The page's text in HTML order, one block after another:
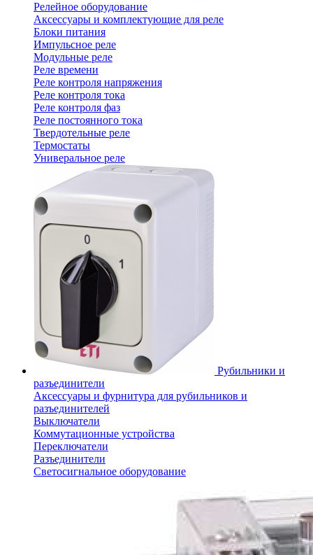
Релейное оборудование
Аксессуары и комплектующие для реле
Блоки питания
Импульсное реле
Модульные реле
Реле времени
Реле контроля напряжения
Реле контроля тока
Реле контроля фаз
Реле постоянного тока
Твердотельные реле
Термостаты
Универальное реле
Рубильники и
разъединители
Аксессуары и фурнитура для рубильников и
разъединителей
Выключатели
Коммутационные устройства
Переключатели
Разъединители
Светосигнальное оборудование